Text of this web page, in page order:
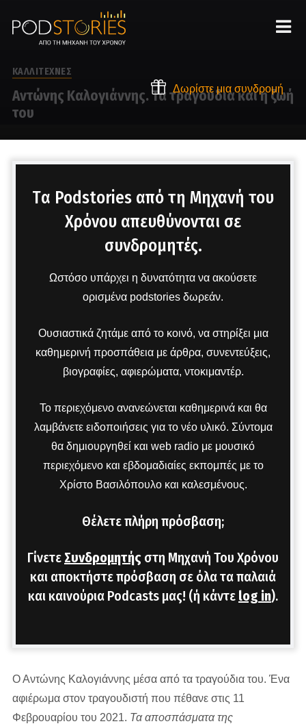
Δωρίστε μια συνδρομή
ΚΑΛΛΙΤΕΧΝΕΣ
Αντώνης Καλογιάννης. Τα τραγούδια και η ζωή
του
Tα Podstories από τη Μηχανή του
Χρόνου απευθύνονται σε
συνδρομητές.
Ωστόσο υπάρχει η δυνατότητα να ακούσετε
ορισμένα podstories δωρεάν.
Ουσιαστικά ζητάμε από το κοινό, να στηρίξει μια
καθημερινή προσπάθεια με άρθρα, συνεντεύξεις,
βιογραφίες, αφιερώματα, ντοκιμαντέρ.
Το περιεχόμενο ανανεώνεται καθημερινά και θα
λαμβάνετε ειδοποιήσεις για το νέο υλικό. Σύντομα
θα δημιουργηθεί και web radio με μουσικό
περιεχόμενο και εβδομαδιαίες εκπομπές με το
Χρίστο Βασιλόπουλο και καλεσμένους.
Θέλετε πλήρη πρόσβαση;
Γίνετε Συνδρομητής στη Μηχανή Του Χρόνου
και αποκτήστε πρόσβαση σε όλα τα παλαιά
και καινούρια Podcasts μας! (ή κάντε log in).
Ο Αντώνης Καλογιάννης μέσα από τα τραγούδια του. Ένα
αφιέρωμα στον τραγουδιστή που πέθανε στις 11
Φεβρουαρίου του 2021. Τα αποσπάσματα της